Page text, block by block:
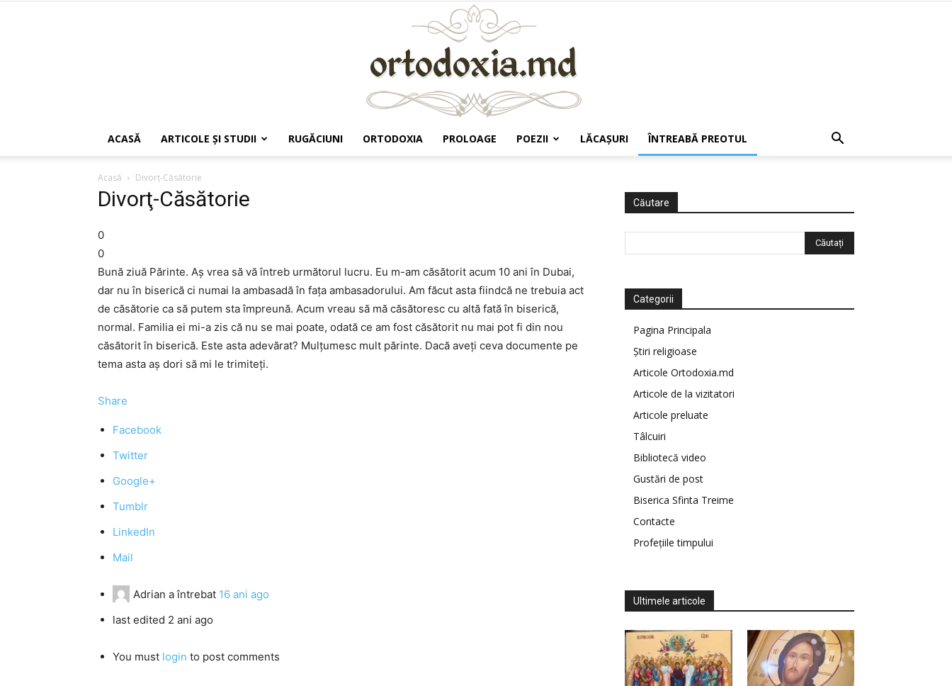
ACASĂ ARTICOLE ŞI STUDII RUGĂCIUNI ORTODOXIA PROLOAGE POEZII LĂCAŞURI ÎNTREABĂ PREOTUL
Acasă Divorţ-Căsătorie
Divorţ-Căsătorie
0
0
Bună ziuă Părinte. Aş vrea să vă întreb următorul lucru. Eu m-am căsătorit acum 10 ani în Dubai,
dar nu în biserică ci numai la ambasadă în faţa ambasadorului. Am făcut asta fiindcă ne trebuia act
de căsătorie ca să putem sta împreună. Acum vreau să mă căsătoresc cu altă fată în biserică,
normal. Familia ei mi-a zis că nu se mai poate, odată ce am fost căsătorit nu mai pot fi din nou
căsătorit în biserică. Este asta adevărat? Mulţumesc mult părinte. Dacă aveţi ceva documente pe
tema asta aş dori să mi le trimiteţi.
Share
Facebook
Twitter
Google+
Tumblr
LinkedIn
Mail
Adrian a întrebat 16 ani ago
last edited 2 ani ago
You must login to post comments
Căutare
Categorii
Pagina Principala
Știri religioase
Articole Ortodoxia.md
Articole de la vizitatori
Articole preluate
Tâlcuiri
Bibliotecă video
Gustări de post
Biserica Sfinta Treime
Contacte
Profețiile timpului
Ultimele articole